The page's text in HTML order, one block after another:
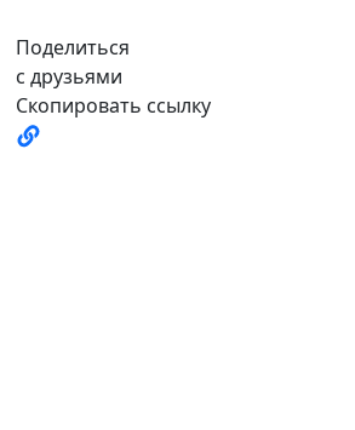
Поделиться
с друзьями
Скопировать ссылку